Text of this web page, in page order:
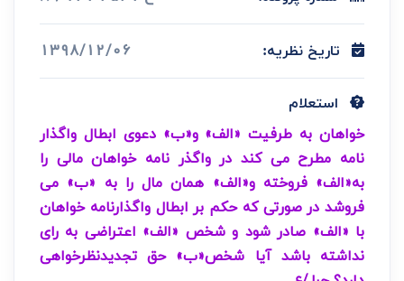
تاریخ نظریه: 1398/12/06
استعلام
خواهان به طرفیت «الف» و«ب» دعوی ابطال واگذار
نامه مطرح می کند در واگذر نامه خواهان مالی را
به«الف» فروخته و«الف» همان مال را به «ب» می
فروشد در صورتی که حکم بر ابطال واگذارنامه خواهان
با «الف» صادر شود و شخص «الف» اعتراضی به رای
نداشته باشد آیا شخص«ب» حق تجدیدنظرخواهی